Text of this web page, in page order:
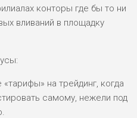
конторы где бы то ни
вливаний в площадку
на трейдинг, когда
самому, нежели под